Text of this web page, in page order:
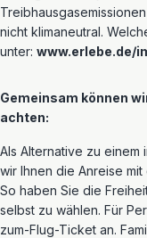
nicht klimaneutral.
unter: www.erlebe.de/
Gemeinsam können
achten:
Als Alternative zu einem
wir Ihnen die Anreise
So haben Sie die
selbst zu wählen. Für
zum-Flug-Ticket an.